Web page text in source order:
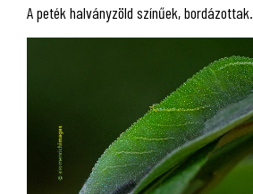
A peték halványzöld színűek, bordázottak.